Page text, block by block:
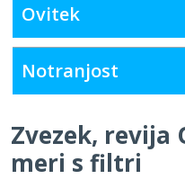
Ovitek
Notranjost
Zvezek, revija
meri s filtri